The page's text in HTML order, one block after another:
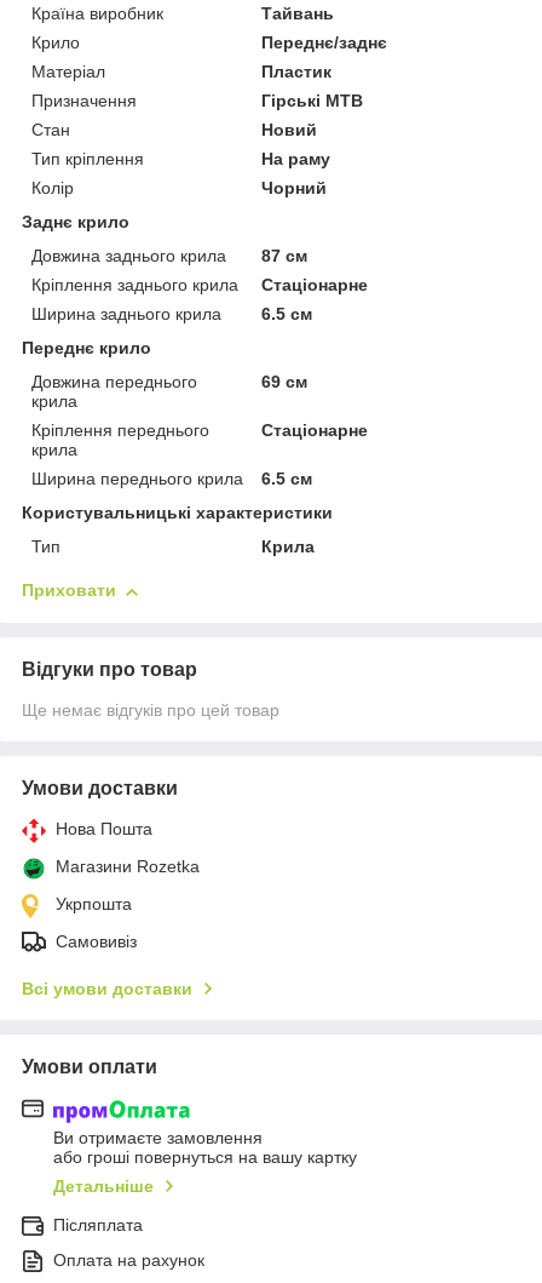
Країна виробник
Тайвань
Крило
Переднє/заднє
Матеріал
Пластик
Призначення
Гірські MTB
Стан
Новий
Тип кріплення
На раму
Колір
Чорний
Заднє крило
Довжина заднього крила
87 см
Кріплення заднього крила
Стаціонарне
Ширина заднього крила
6.5 см
Переднє крило
Довжина переднього
крила
69 см
Кріплення переднього
крила
Стаціонарне
Ширина переднього крила
6.5 см
Користувальницькі характеристики
Тип
Крила
Приховати
Відгуки про товар
Ще немає відгуків про цей товар
Умови доставки
Нова Пошта
Магазини Rozetka
Укрпошта
Самовивіз
Всі умови доставки
Умови оплати
Ви отримаєте замовлення
або гроші повернуться на вашу картку
Детальніше
Післяплата
Оплата на рахунок